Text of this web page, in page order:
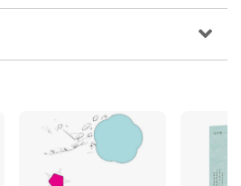
，會遇到哪本書、哪個人，進
未知。
澱的魅力。而二手書店更可說是
知音讀者再次邂逅、彰顯人與書
之所在。但是一間二手書店究竟